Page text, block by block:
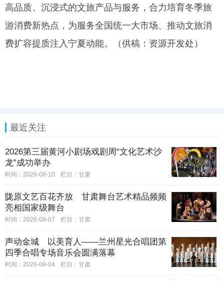
高品质、沉浸式的文旅产品与服务，合力培育冬季旅
游消费新热点，为服务全国统一大市场、推动文旅消
费扩容提质注入宁夏动能。（供稿：资源开发处）
最近关注
2026第三届黄河小剧场戏剧周“文化艺术沙
龙”成功举办
时间：2026-08-10 栏目： 甘肃
陇原文艺百花齐放 甘肃舞台艺术精品频频
亮相国家级舞台
时间：2026-08-07 栏目： 甘肃
声动金城 以美育人——兰州星光合唱团第
四季合唱专场音乐会圆满落幕
时间：2026-08-04 栏目： 甘肃